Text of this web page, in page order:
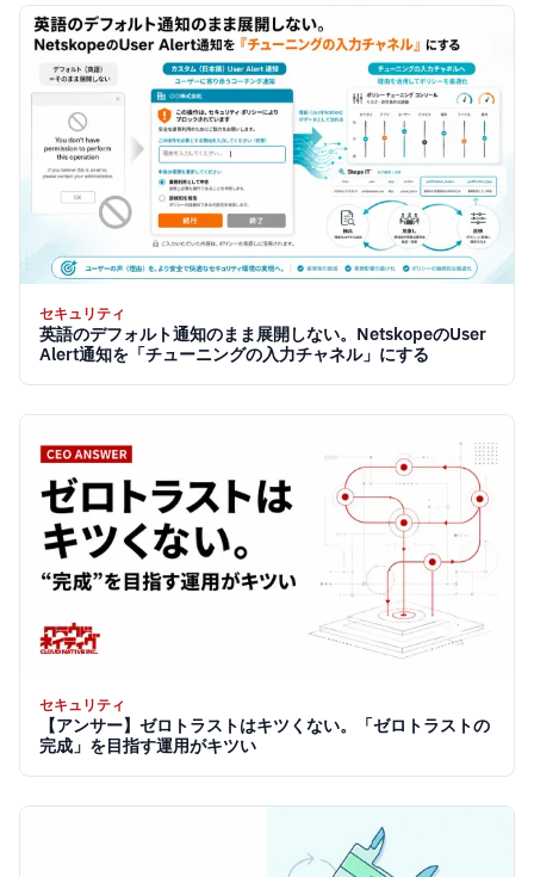
セキュリティ
英語のデフォルト通知のまま展開しない。NetskopeのUser
Alert通知を「チューニングの入力チャネル」にする
セキュリティ
【アンサー】ゼロトラストはキツくない。「ゼロトラストの
完成」を目指す運用がキツい